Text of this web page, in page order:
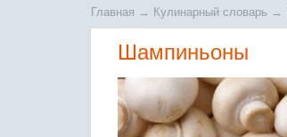
Главная → Кулинарный словарь →
Шампиньоны